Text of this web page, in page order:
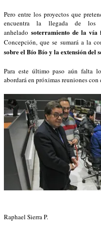
Pero entre los proyectos que
encuentra la llegada de los
anhelado soterramiento de la vía
Concepción, que se sumará a la
sobre el Bío Bío y la extensión del
Para este último paso aún falta
abordará en próximas reuniones con
Raphael Sierra P.